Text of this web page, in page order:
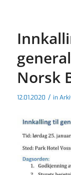
Norsk
12.01.2020 / in